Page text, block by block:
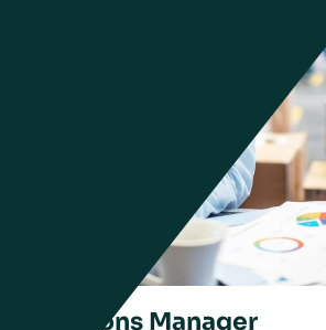
Operations Manager